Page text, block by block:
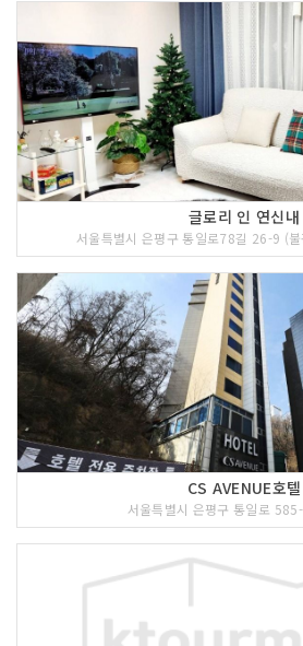
글로리 인 연신내
서울특별시 은평구 통일로78길 26-9 (
CS AVENUE호텔
서울특별시 은평구 통일로